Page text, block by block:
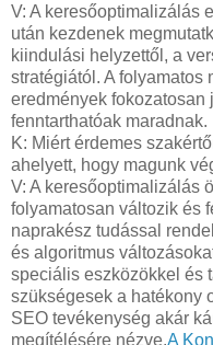
V: A keresőoptimalizálás
után kezdenek
kiindulási helyzettől, a
stratégiától. A folyamatos
eredmények fokozatosan
fenntarthatóak maradnak.
K: Miért érdemes
ahelyett, hogy magunk
V: A keresőoptimalizálás
folyamatosan változik és
naprakész tudással
és algoritmus
speciális eszközökkel és
szükségesek a hatékony
SEO tevékenység akár
megítélésére nézve.A